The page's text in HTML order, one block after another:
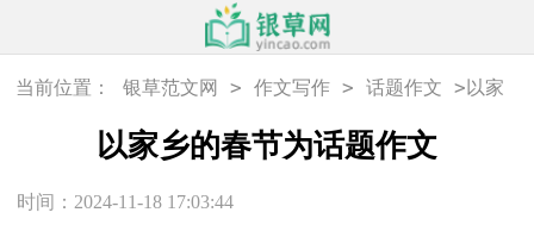
当前位置： 银草范文网 > 作文写作 > 话题作文 >以家
乡的春节为话题作文
以家乡的春节为话题作文
时间：2024-11-18 17:03:44